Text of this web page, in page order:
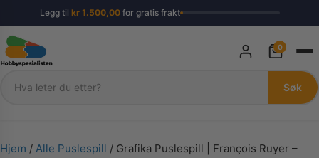
Legg til kr1.500,00for gratis frakt
Søk
Søk
0
Hjem / Alle Puslespill / Grafika Puslespill | François Ruyer –